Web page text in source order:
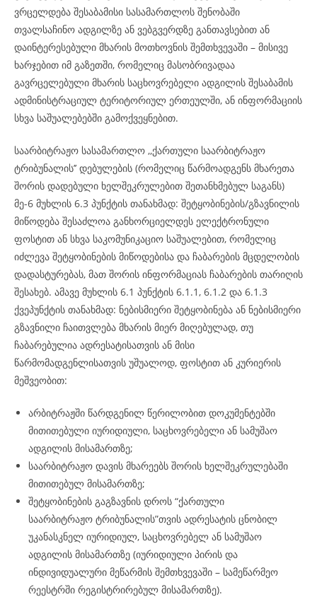
ვრცელდება შესაბამისი სასამართლოს შენობაში
თვალსაჩინო ადგილზე ან ვებგვერდზე განთავსებით ან
დაინტერესებული მხარის მოთხოვნის შემთხვევაში – მისივე
ხარჯებით იმ გაზეთში, რომელიც მასობრივადაა
გავრცელებული მხარის საცხოვრებელი ადგილის შესაბამის
ადმინისტრაციულ ტერიტორიულ ერთეულში, ან ინფორმაციის
სხვა საშუალებებში გამოქვეყნებით.
საარბიტრაჟო სასამართლო ,,ქართული საარბიტრაჟო
ტრიბუნალის’’ დებულების (რომელიც წარმოადგენს მხარეთა
შორის დადებული ხელშეკრულებით შეთანხმებულ საგანს)
მე-6 მუხლის 6.3 პუნქტის თანახმად: შეტყობინების/გზავნილის
მიწოდება შესაძლოა განხორციელდეს ელექტრონული
ფოსტით ან სხვა საკომუნიკაციო საშუალებით, რომელიც
იძლევა შეტყობინების მიწოდებისა და ჩაბარების მცდელობის
დადასტურებას, მათ შორის ინფორმაციას ჩაბარების თარიღის
შესახებ. ამავე მუხლის 6.1 პუნქტის 6.1.1, 6.1.2 და 6.1.3
ქვეპუნქტის თანახმად: ნებისმიერი შეტყობინება ან ნებისმიერი
გზავნილი ჩაითვლება მხარის მიერ მიღებულად, თუ
ჩაბარებულია ადრესატისათვის ან მისი
წარმომადგენლისათვის უშუალოდ, ფოსტით ან კურიერის
მეშვეობით:
არბიტრაჟში წარდგენილ წერილობით დოკუმენტებში
მითითებული იურიდიული, საცხოვრებელი ან სამუშაო
ადგილის მისამართზე;
საარბიტრაჟო დავის მხარეებს შორის ხელშეკრულებაში
მითითებულ მისამართზე;
შეტყობინების გაგზავნის დროს “ქართული
საარბიტრაჟო ტრიბუნალის”თვის ადრესატის ცნობილ
უკანასკნელ იურიდიულ, საცხოვრებელ ან სამუშაო
ადგილის მისამართზე (იურიდიული პირის და
ინდივიდუალური მეწარმის შემთხვევაში – სამეწარმეო
რეესტრში რეგისტრირებულ მისამართზე).